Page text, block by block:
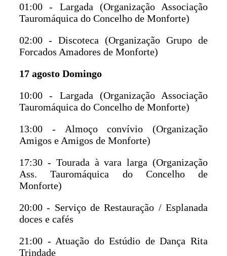
01:00 - Largada (Organização Associação
Tauromáquica do Concelho de Monforte)
02:00 - Discoteca (Organização Grupo de
Forcados Amadores de Monforte)
17 agosto Domingo
10:00 - Largada (Organização Associação
Tauromáquica do Concelho de Monforte)
13:00 - Almoço convívio (Organização
Amigos e Amigos de Monforte)
17:30 - Tourada à vara larga (Organização
Ass. Tauromáquica do Concelho de
Monforte)
20:00 - Serviço de Restauração / Esplanada
doces e cafés
21:00 - Atuação do Estúdio de Dança Rita
Trindade